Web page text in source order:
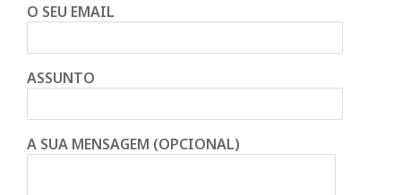
O SEU EMAIL
ASSUNTO
A SUA MENSAGEM (OPCIONAL)